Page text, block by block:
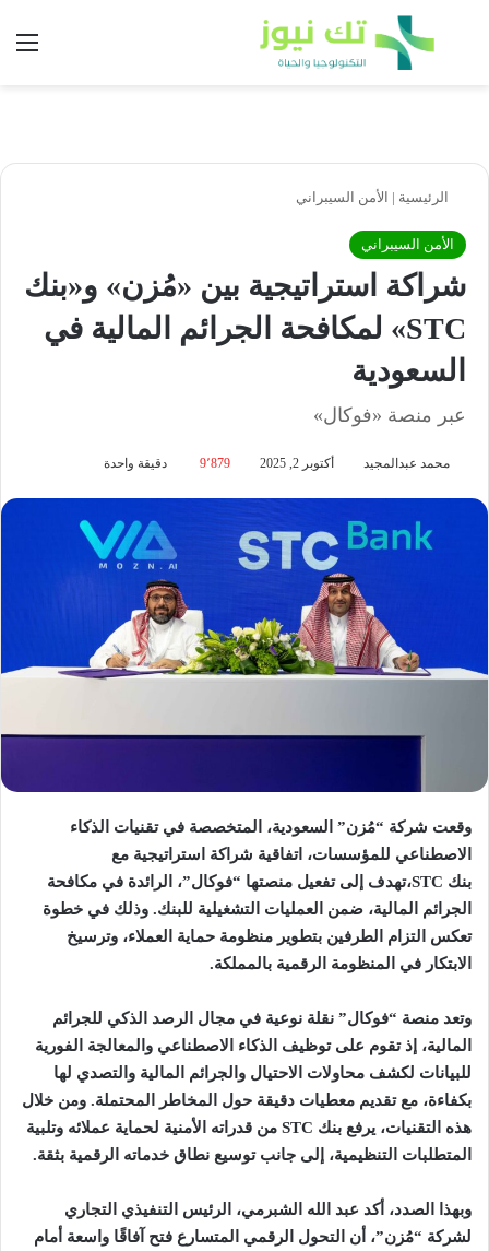
بحث عن
الرئيسية | الأمن السيبراني
الأمن السيبراني
شراكة استراتيجية بين «مُزن» و«بنك
STC» لمكافحة الجرائم المالية في
السعودية
عبر منصة «فوكال»
محمد عبدالمجيد أكتوبر 2, 2025 9٬879 دقيقة واحدة
وقعت شركة “مُزن” السعودية، المتخصصة في تقنيات الذكاء
الاصطناعي للمؤسسات، اتفاقية شراكة استراتيجية مع
بنك STC،تهدف إلى تفعيل منصتها “فوكال”، الرائدة في مكافحة
الجرائم المالية، ضمن العمليات التشغيلية للبنك. وذلك في خطوة
تعكس التزام الطرفين بتطوير منظومة حماية العملاء، وترسيخ
الابتكار في المنظومة الرقمية بالمملكة.
وتعد منصة “فوكال” نقلة نوعية في مجال الرصد الذكي للجرائم
المالية، إذ تقوم على توظيف الذكاء الاصطناعي والمعالجة الفورية
للبيانات لكشف محاولات الاحتيال والجرائم المالية والتصدي لها
بكفاءة، مع تقديم معطيات دقيقة حول المخاطر المحتملة. ومن خلال
هذه التقنيات، يرفع بنك
من قدراته الأمنية لحماية عملائه وتلبية
المتطلبات التنظيمية، إلى جانب توسيع نطاق خدماته الرقمية بثقة.
وبهذا الصدد، أكد عبد الله الشبرمي، الرئيس التنفيذي التجاري
لشركة “مُزن”، أن التحول الرقمي المتسارع فتح آفاقًا واسعة أمام